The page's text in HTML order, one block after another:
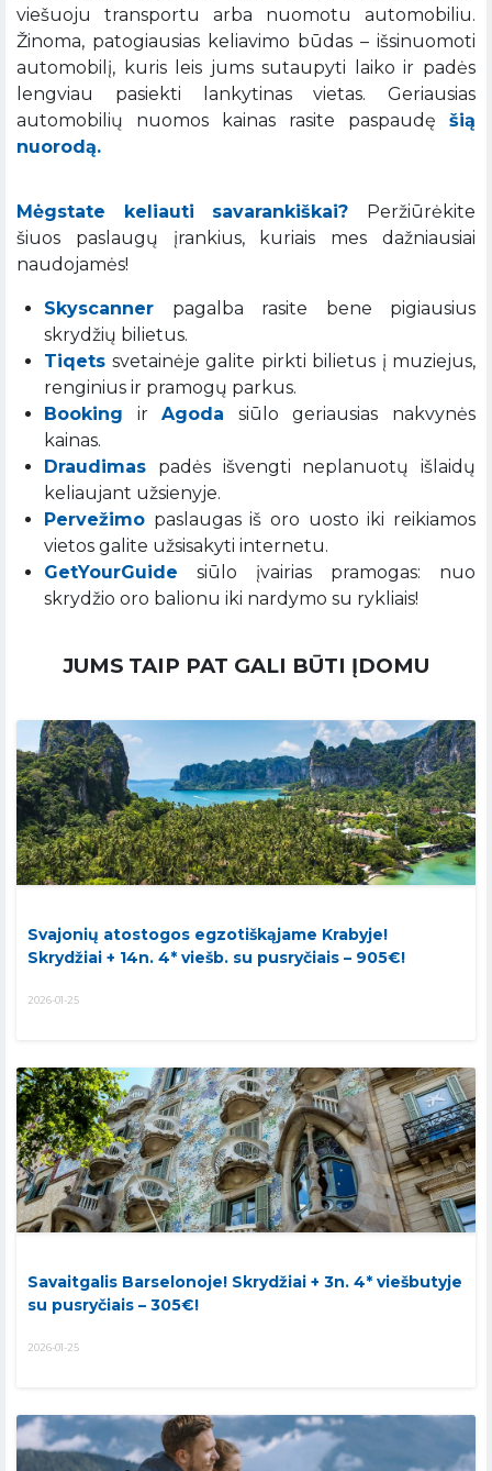
viešuoju transportu arba nuomotu automobiliu.
Žinoma, patogiausias keliavimo būdas – išsinuomoti
automobilį, kuris leis jums sutaupyti laiko ir padės
lengviau pasiekti lankytinas vietas. Geriausias
automobilių nuomos kainas rasite paspaudę šią
nuorodą.
Mėgstate keliauti savarankiškai? Peržiūrėkite
šiuos paslaugų įrankius, kuriais mes dažniausiai
naudojamės!
Skyscanner pagalba rasite bene pigiausius
skrydžių bilietus.
Tiqets svetainėje galite pirkti bilietus į muziejus,
renginius ir pramogų parkus.
Booking irAgoda siūlo geriausias nakvynės
kainas.
Draudimas padės išvengti neplanuotų išlaidų
keliaujant užsienyje.
Pervežimo paslaugas iš oro uosto iki reikiamos
vietos galite užsisakyti internetu.
GetYourGuide siūlo įvairias pramogas: nuo
skrydžio oro balionu iki nardymo su rykliais!
JUMS TAIP PAT GALI BŪTI ĮDOMU
Svajonių atostogos egzotiškąjame Krabyje!
Skrydžiai + 14n. 4* viešb. su pusryčiais – 905€!
2026-01-25
Savaitgalis Barselonoje! Skrydžiai + 3n. 4* viešbutyje
su pusryčiais – 305€!
2026-01-25